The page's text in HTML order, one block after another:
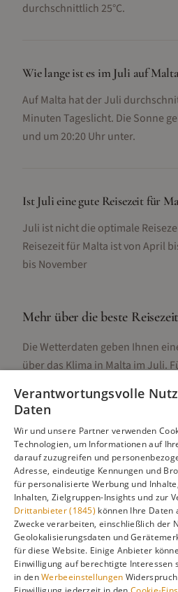
durchschnittlich 25°C.
Wie lange ist es im Juli auf
Auf Malta hat der Juli
Minuten Tageslicht. Die Sonne
und um 20:20 Uhr unter.
Ist Juli eine gute Reisezeit für
Juli ist nicht die optimale
Reisezeit für Malta ist von April
bis November
Mehr über die beste
Die Wetterdaten geben Ihnen
über das Klima in Malta im Juli.
Unterschieden, Aktivitäten und
Alle Infos zur besten
Gefällt dir diese Seite?
Auf
Verantwortungsvolle
Daten
Wir und unsere Partner verwenden
Technologien, um Informationen auf
darauf zuzugreifen und
Adresse, eindeutige Kennungen und
für personalisierte Werbung und
Inhalten, Zielgruppen-Insights und zur
Drittanbieter (1845) können Ihre Daten
Zwecke verarbeiten, einschließlich der
Geolokalisierungsdaten und
für diese Website. Einige Anbieter
Einwilligung auf berechtigte Interessen
in denWerbeeinstellungen